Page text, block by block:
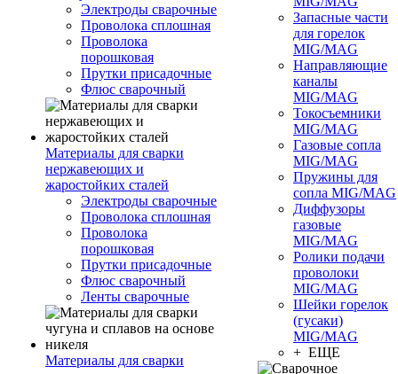
Электроды сварочные
Проволока сплошная
Проволока
порошковая
Прутки присадочные
Флюс сварочный
Материалы для сварки
нержавеющих и
жаростойких сталей
Электроды сварочные
Проволока сплошная
Проволока
порошковая
Прутки присадочные
Флюс сварочный
Ленты сварочные
Материалы для сварки
Запасные части
для горелок
MIG/MAG
Направляющие
каналы
MIG/MAG
Токосъемники
MIG/MAG
Газовые сопла
MIG/MAG
Пружины для
сопла MIG/MAG
Диффузоры
газовые
MIG/MAG
Ролики подачи
проволоки
MIG/MAG
Шейки горелок
(гусаки)
MIG/MAG
+ ЕЩЕ